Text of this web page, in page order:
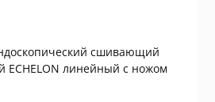
сшивающий
ECHELON линейный с ножом